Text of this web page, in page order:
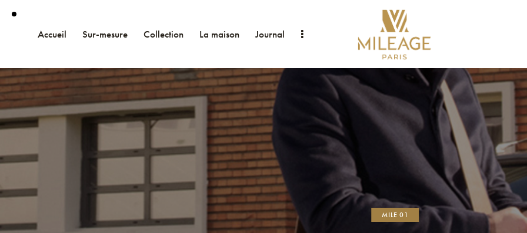
Accueil Sur-mesure Collection La maison Journal
MILE 01